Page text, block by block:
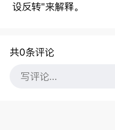
设反转"来解释。
共0条评论